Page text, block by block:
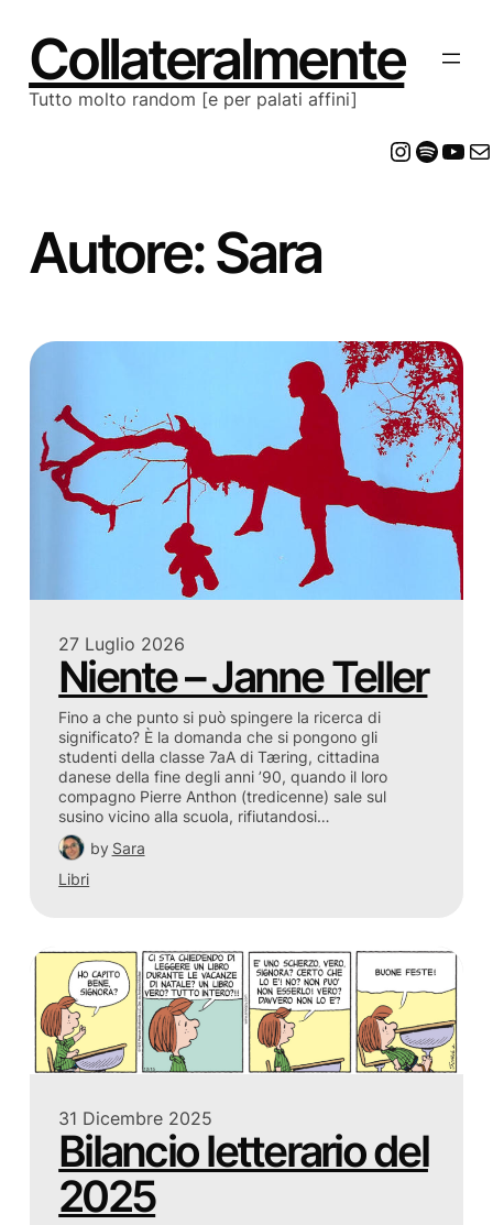
contenuto
Collateralmente
Tutto molto random [e per palati affini]
Autore:Sara
27 Luglio 2026
Niente – Janne Teller
Fino a che punto si può spingere la ricerca di
significato? È la domanda che si pongono gli
studenti della classe 7aA di Tæring, cittadina
danese della fine degli anni ’90, quando il loro
compagno Pierre Anthon (tredicenne) sale sul
susino vicino alla scuola, rifiutandosi…
by Sara
Libri
31 Dicembre 2025
Bilancio letterario del
2025